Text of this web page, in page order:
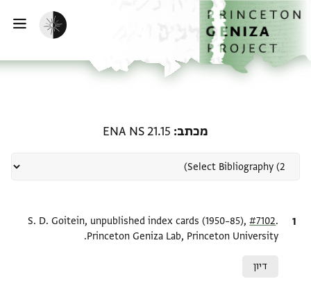
לתוכןהבית
הפעלת מצב כהה
מכתב ENA NS 21.15
ציטוט S. D. Goitein, unpublished index cards (1950–85),#7102
Princeton Geniza Lab, Princeton University.
דיון